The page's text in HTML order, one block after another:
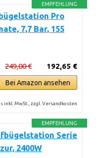
EMPFEHLUNG
Pro
7,7 Bar, 155
192,65 €
249,00 €
Bei Amazon ansehen
inkl. MwSt., zzgl. Versandkosten
EMPFEHLUNG
Serie
2400W